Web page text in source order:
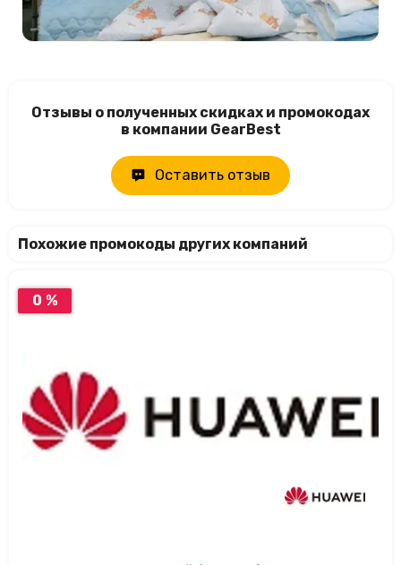
Отзывы о полученных скидках и промокодах
в компании GearBest
Оставить отзыв
Похожие промокоды других компаний
0 %